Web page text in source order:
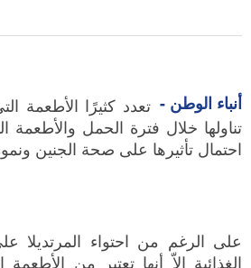
أنباء الوطن - تعدد كثيرًا الأطعمة
تناولها خلال فترة الحمل
احتمال تأثيرها على صحة الجنين
على الرغم من احتواء المرتديلا
الغذائية إلاّ أنها تعتبر من